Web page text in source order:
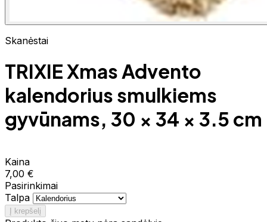
Skanėstai
TRIXIE Xmas Advento
kalendorius smulkiems
gyvūnams, 30 × 34 × 3.5 cm
Kaina
7,00 €
Pasirinkimai
Talpa
Į krepšelį